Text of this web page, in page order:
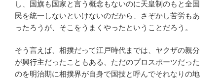
し、国旗も国家と言う概念もないのに天皇制のもと全国
民を統一しないといけないのだから、さぞかし苦労もあ
ったろうが、そこをうまくやったということだろう。
そう言えば、相撲だって江戸時代までは、ヤクザの親分
が興行主だったこともある、ただのプロスポーツだった
のを明治期に相撲界が自身で国技と呼んでそれなりの地